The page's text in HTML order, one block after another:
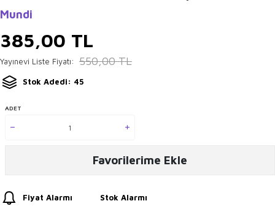
Mundi
385,00 TL
Yayınevi Liste Fiyatı: 550,00TL
Stok Adedi: 45
ADET
Favorilerime Ekle
Fiyat Alarmı Stok Alarmı